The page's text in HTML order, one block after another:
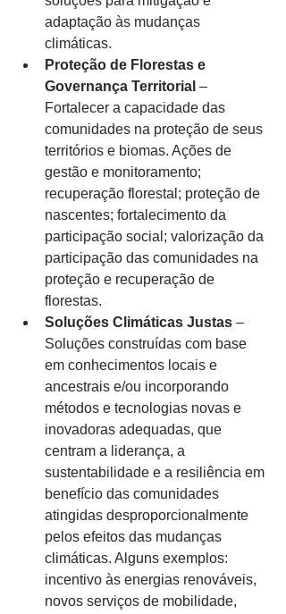
adaptação às mudanças
climáticas.
Proteção de Florestas e
Governança Territorial –
Fortalecer a capacidade das
comunidades na proteção de seus
territórios e biomas. Ações de
gestão e monitoramento;
recuperação florestal; proteção de
nascentes; fortalecimento da
participação social; valorização da
participação das comunidades na
proteção e recuperação de
florestas.
Soluções Climáticas Justas –
Soluções construídas com base
em conhecimentos locais e
ancestrais e/ou incorporando
métodos e tecnologias novas e
inovadoras adequadas, que
centram a liderança, a
sustentabilidade e a resiliência em
benefício das comunidades
atingidas desproporcionalmente
pelos efeitos das mudanças
climáticas. Alguns exemplos:
incentivo às energias renováveis,
novos serviços de mobilidade,